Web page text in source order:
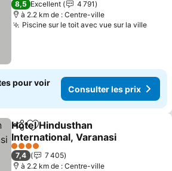
8,5 Excellent
4 791
à 2.2 km de : Centre-ville
Piscine sur le toit avec vue sur la ville
pour voir
Consulter les prix
PartagerAjouter à mes favoris
Hotel Hindusthan
International, Varanasi
4 Étoiles
7,4
7 405
à 2.2 km de : Centre-ville